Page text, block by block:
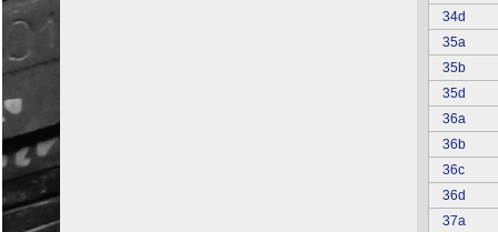
34d
35a
35b
35d
36a
36b
36c
36d
37a